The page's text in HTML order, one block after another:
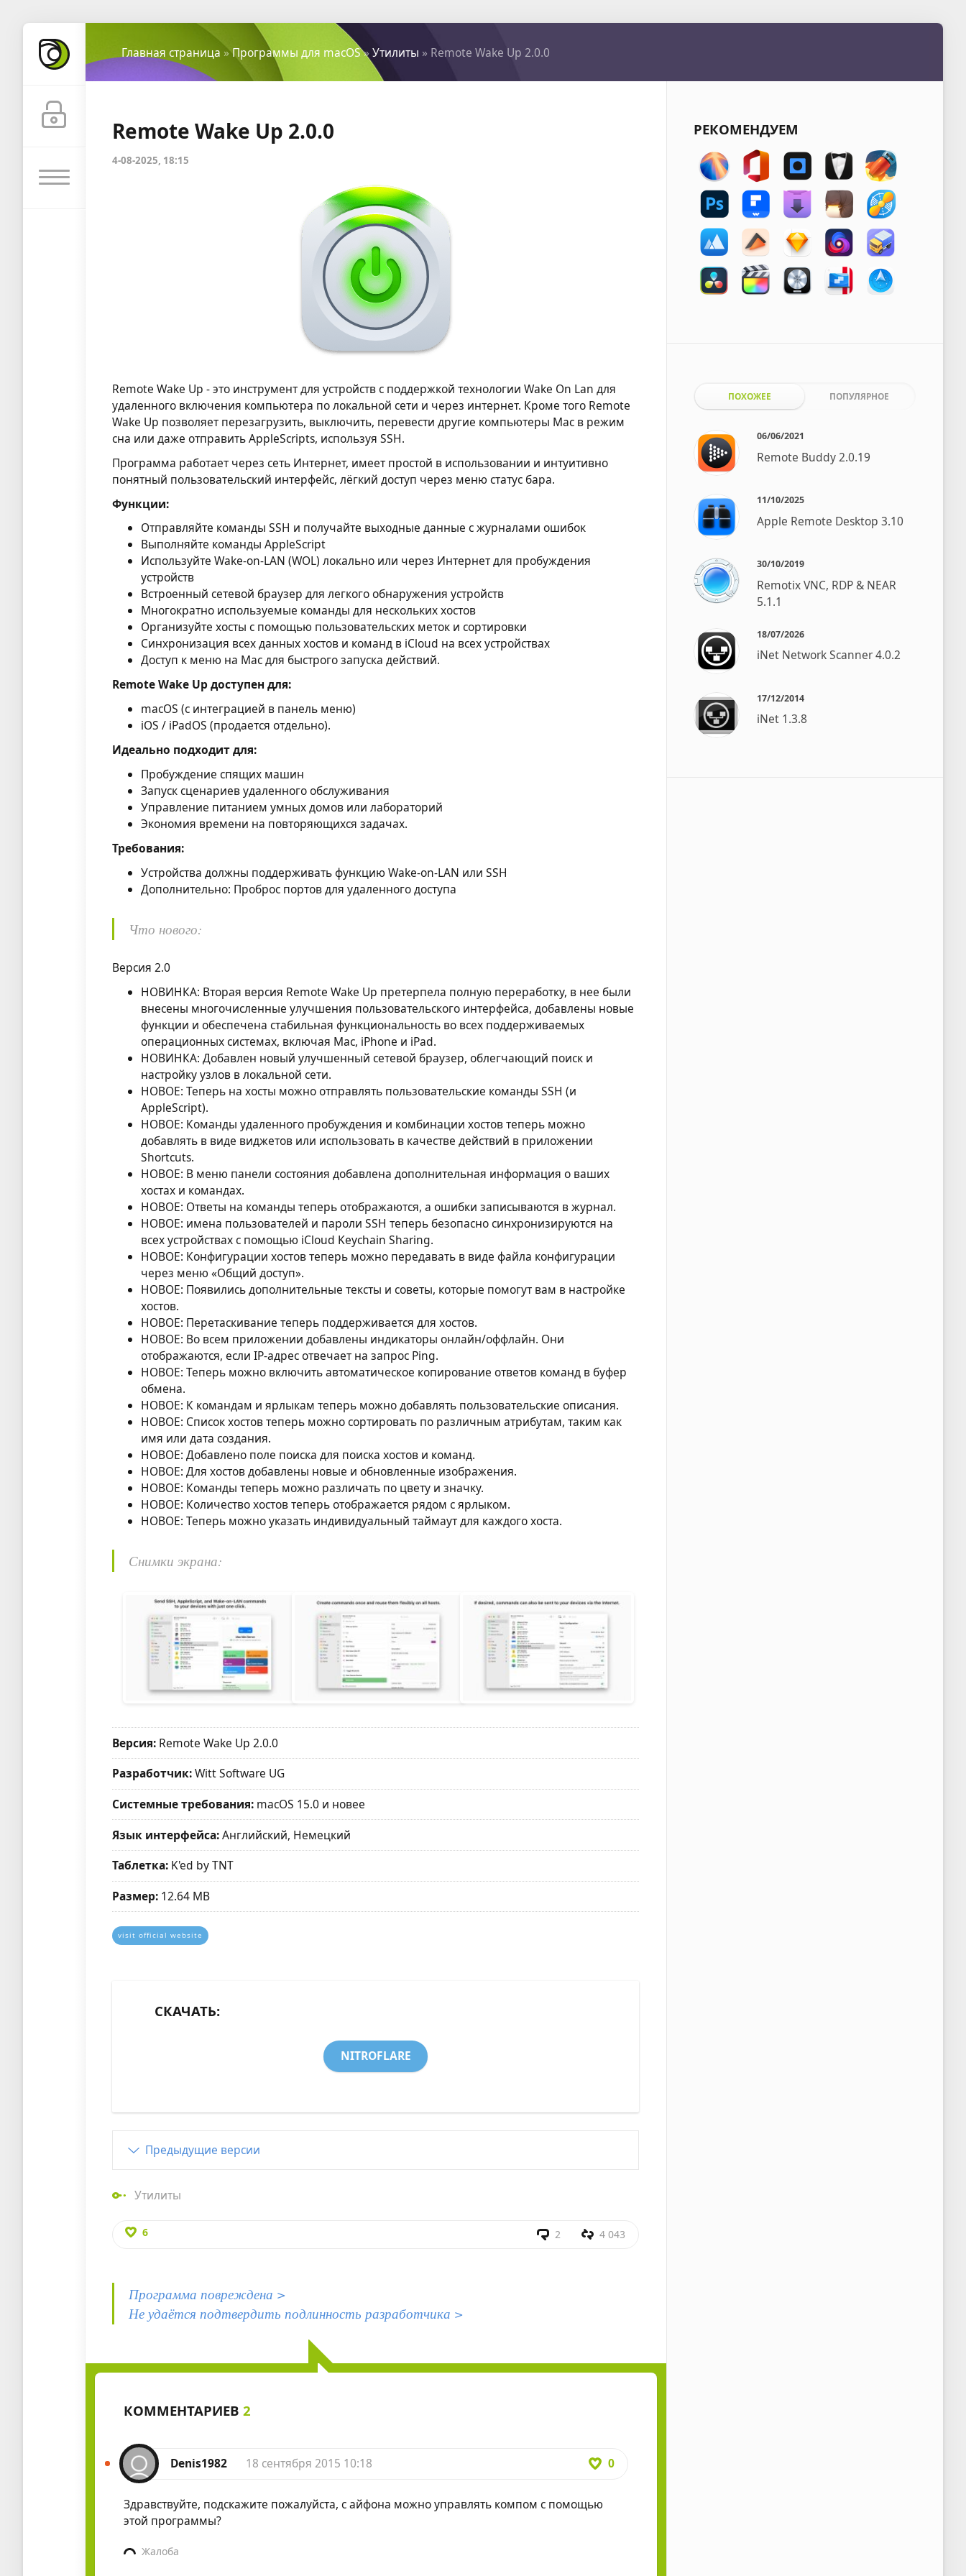
Главная страница »Программы для macOS» Утилиты » Remote Wake Up 2.0.0
Remote Wake Up 2.0.0
4-08-2025, 18:15
Remote Wake Up - это инструмент для устройств с поддержкой технологии Wake On Lan для
удаленного включения компьютера по локальной сети и через интернет. Кроме того Remote
Wake Up позволяет перезагрузить, выключить, перевести другие компьютеры Mac в режим
сна или даже отправить AppleScripts, используя SSH.
Программа работает через сеть Интернет, имеет простой в использовании и интуитивно
понятный пользовательский интерфейс, лёгкий доступ через меню статус бара.
Функции:
Отправляйте команды SSH и получайте выходные данные с журналами ошибок
Выполняйте команды AppleScript
Используйте Wake-on-LAN (WOL) локально или через Интернет для пробуждения
устройств
Встроенный сетевой браузер для легкого обнаружения устройств
Многократно используемые команды для нескольких хостов
Организуйте хосты с помощью пользовательских меток и сортировки
Синхронизация всех данных хостов и команд в iCloud на всех устройствах
Доступ к меню на Mac для быстрого запуска действий.
Remote Wake Up доступен для:
macOS (с интеграцией в панель меню)
iOS / iPadOS (продается отдельно).
Идеально подходит для:
Пробуждение спящих машин
Запуск сценариев удаленного обслуживания
Управление питанием умных домов или лабораторий
Экономия времени на повторяющихся задачах.
Требования:
Устройства должны поддерживать функцию Wake-on-LAN или SSH
Дополнительно: Проброс портов для удаленного доступа
Что нового:
Версия 2.0
НОВИНКА: Вторая версия Remote Wake Up претерпела полную переработку, в нее были
внесены многочисленные улучшения пользовательского интерфейса, добавлены новые
функции и обеспечена стабильная функциональность во всех поддерживаемых
операционных системах, включая Mac, iPhone и iPad.
НОВИНКА: Добавлен новый улучшенный сетевой браузер, облегчающий поиск и
настройку узлов в локальной сети.
НОВОЕ: Теперь на хосты можно отправлять пользовательские команды SSH (и
AppleScript).
НОВОЕ: Команды удаленного пробуждения и комбинации хостов теперь можно
добавлять в виде виджетов или использовать в качестве действий в приложении
Shortcuts.
НОВОЕ: В меню панели состояния добавлена дополнительная информация о ваших
хостах и командах.
НОВОЕ: Ответы на команды теперь отображаются, а ошибки записываются в журнал.
НОВОЕ: имена пользователей и пароли SSH теперь безопасно синхронизируются на
всех устройствах с помощью iCloud Keychain Sharing.
НОВОЕ: Конфигурации хостов теперь можно передавать в виде файла конфигурации
через меню «Общий доступ».
НОВОЕ: Появились дополнительные тексты и советы, которые помогут вам в настройке
хостов.
НОВОЕ: Перетаскивание теперь поддерживается для хостов.
НОВОЕ: Во всем приложении добавлены индикаторы онлайн/оффлайн. Они
отображаются, если IP-адрес отвечает на запрос Ping.
НОВОЕ: Теперь можно включить автоматическое копирование ответов команд в буфер
обмена.
НОВОЕ: К командам и ярлыкам теперь можно добавлять пользовательские описания.
НОВОЕ: Список хостов теперь можно сортировать по различным атрибутам, таким как
имя или дата создания.
НОВОЕ: Добавлено поле поиска для поиска хостов и команд.
НОВОЕ: Для хостов добавлены новые и обновленные изображения.
НОВОЕ: Команды теперь можно различать по цвету и значку.
НОВОЕ: Количество хостов теперь отображается рядом с ярлыком.
НОВОЕ: Теперь можно указать индивидуальный таймаут для каждого хоста.
Снимки экрана:
Версия: Remote Wake Up 2.0.0
Разработчик:Witt Software UG
Системные требования: macOS 15.0 и новее
Язык интерфейса:Английский, Немецкий
Таблетка: K'ed by TNT
Размер: 12.64 MB
visit official website
СКАЧАТЬ:
NITROFLARE
Предыдущие версии
Утилиты
6 2 4 043
Программа повреждена >
Не удаётся подтвердить подлинность разработчика >
КОММЕНТАРИЕВ 2
Denis1982 18 сентября 2015 10:18 0
Здравствуйте, подскажите пожалуйста, с айфона можно управлять компом с помощью
этой программы?
Жалоба
РЕКОМЕНДУЕМ
ПОХОЖЕЕ ПОПУЛЯРНОЕ
06/06/2021
Remote Buddy 2.0.19
11/10/2025
Apple Remote Desktop 3.10
30/10/2019
Remotix VNC, RDP & NEAR
5.1.1
18/07/2026
iNet Network Scanner 4.0.2
17/12/2014
iNet 1.3.8